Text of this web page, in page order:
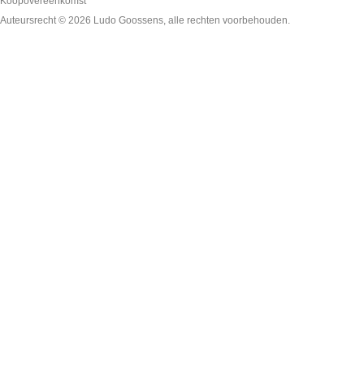
Auteursrecht © 2026 Ludo Goossens, alle rechten voorbehouden.